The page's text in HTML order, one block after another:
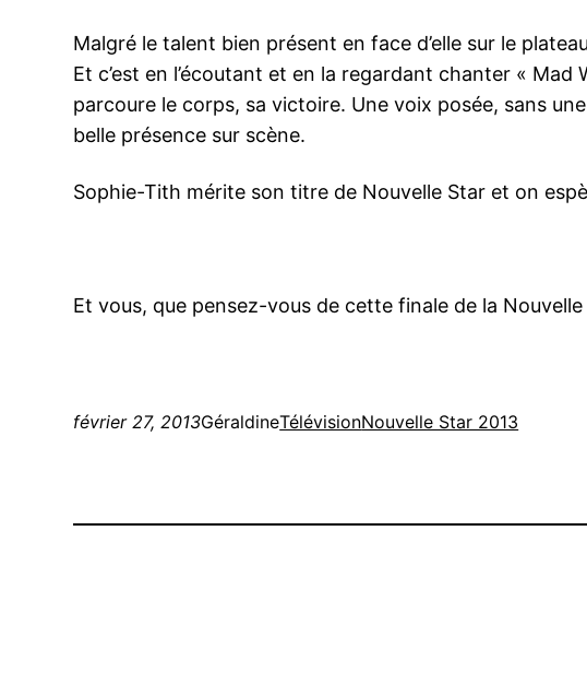
Malgré le talent bien présent en face d’elle sur le
Et c’est en l’écoutant et en la regardant chanter «
parcoure le corps, sa victoire. Une voix posée, sans
belle présence sur scène.
Sophie-Tith mérite son titre de Nouvelle Star et on
Et vous, que pensez-vous de cette finale de la
février 27, 2013GéraldineTélévisionNouvelle Star 2013